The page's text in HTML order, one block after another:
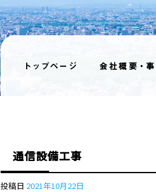
通信設備工事
投稿日 2021年10月22日